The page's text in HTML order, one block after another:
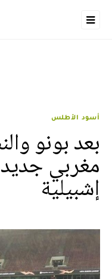
أسود الأطلس
بعد بونو
مغربي
إشبيلية